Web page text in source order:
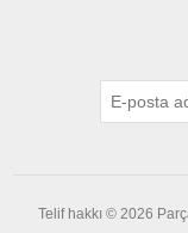
Telif hakkı © 2026